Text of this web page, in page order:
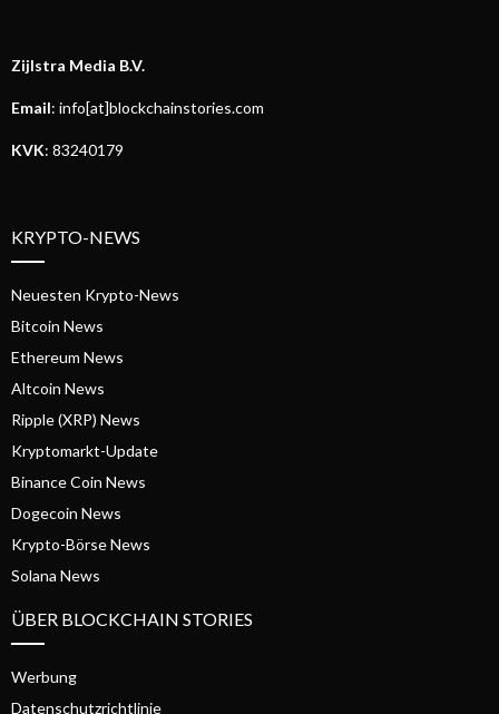
Zijlstra Media B.V.
Email: info[at]blockchainstories.com
KVK: 83240179
KRYPTO-NEWS
Neuesten Krypto-News
Bitcoin News
Ethereum News
Altcoin News
Ripple (XRP) News
Kryptomarkt-Update
Binance Coin News
Dogecoin News
Krypto-Börse News
Solana News
ÜBER BLOCKCHAIN STORIES
Werbung
Datenschutzrichtlinie